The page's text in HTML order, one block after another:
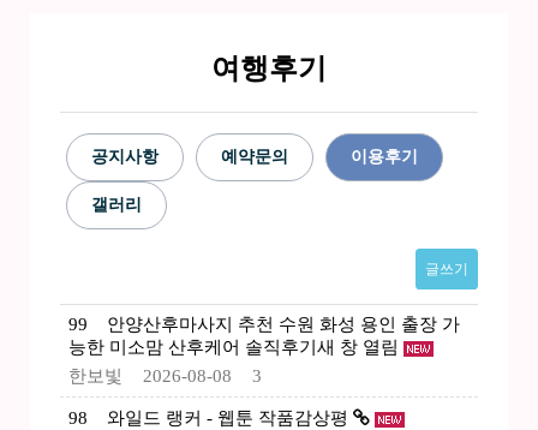
여행후기
공지사항 예약문의 이용후기
갤러리
글쓰기
99
안양산후마사지 추천 수원 화성 용인 출장 가
능한 미소맘 산후케어 솔직후기새 창 열림
한보빛
2026-08-08 3
98
와일드 랭커 - 웹툰 작품감상평